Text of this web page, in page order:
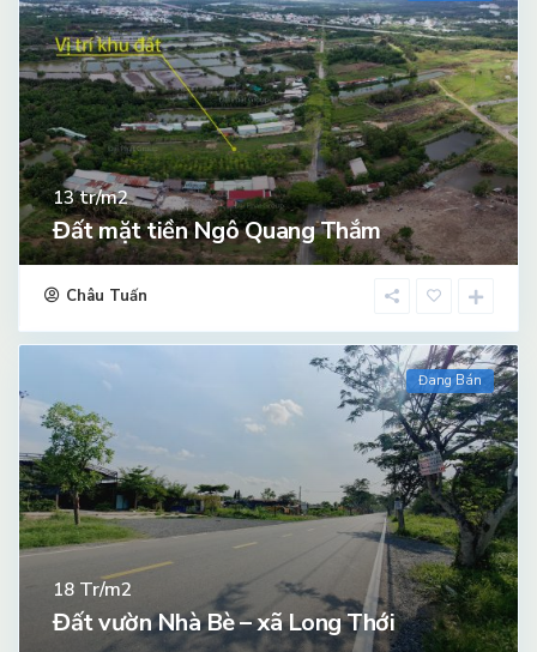
13tr/m2
Đất mặt tiền Ngô Quang Thắm
Châu Tuấn
Đang Bán
18 Tr/m2
Đất vườn Nhà Bè – xã Long Thới